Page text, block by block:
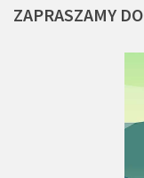
ZAPRASZAMY DO